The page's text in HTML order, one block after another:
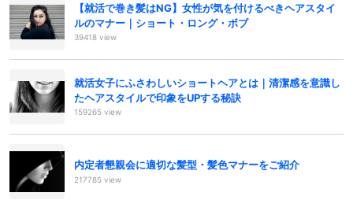
【就活で巻き髪はNG】女性が気を付けるべきヘアスタイ
ルのマナー｜ショート・ロング・ボブ
39418 view
就活女子にふさわしいショートヘアとは｜清潔感を意識し
たヘアスタイルで印象をUPする秘訣
159265 view
内定者懇親会に適切な髪型・髪色マナーをご紹介
217785 view